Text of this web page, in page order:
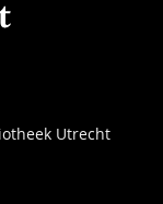
Utrecht